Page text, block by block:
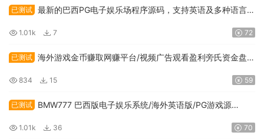
已测试 最新的巴西PG电子娱乐场程序源码，支持英语及多种语言，
1.01k 7 72
已测试 海外游戏金币赚取网赚平台/视频广告观看盈利旁氏资金盘程
834 15 59
已测试
BMW777 巴西版电子娱乐系统/海外英语版/PG游戏源
1.01k 36 70